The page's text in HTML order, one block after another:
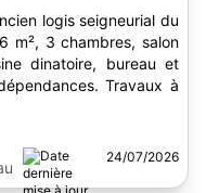
logis seigneurial du
m², 3 chambres, salon
dinatoire, bureau et
Travaux à
24/07/2026